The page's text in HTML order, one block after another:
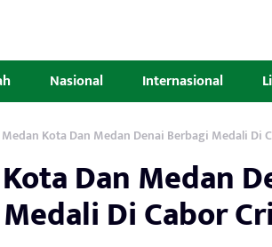
Nasional Internasional
Medan Kota Dan Medan Denai Berbagi Medali Di
Dan Medan
Medali Di Cabor